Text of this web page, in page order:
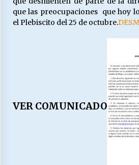
VOLVER A SER
16/06/2026
MUNICIPALIDADES,
28/05/2026
Releyendo la Rerum
cuestión social hoy”.
16/05/2026
que las preocupaciones que hoy
el Plebiscito del 25 de octubre.
VER COMUNICADO